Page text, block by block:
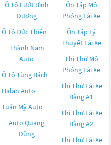
Ô Tô Lướt Bình
Dương
Ô Tô Đức Thiện
Thành Nam
Auto
Ô Tô Tùng Bách
Halan Auto
Tuấn Mỳ Auto
Auto Quang
Dũng
Ôn Tập Mô
Phỏng Lái Xe
Ôn Tập Lý
Thuyết Lái Xe
Thi Thử Mô
Phỏng Lái Xe
Thi Thử Lái Xe
Bằng A1
Thi Thử Lái Xe
Bằng A2
Thi Thử Lái Xe